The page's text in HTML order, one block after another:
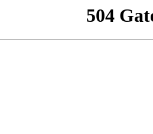
504